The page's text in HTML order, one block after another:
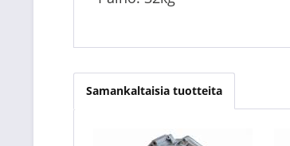
Samankaltaisia tuotteita